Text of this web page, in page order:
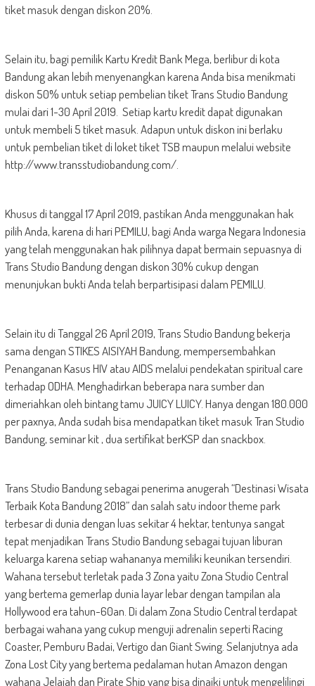
tiket masuk dengan diskon 20%.
Selain itu, bagi pemilik Kartu Kredit Bank Mega, berlibur di kota
Bandung akan lebih menyenangkan karena Anda bisa menikmati
diskon 50% untuk setiap pembelian tiket Trans Studio Bandung
mulai dari 1-30 April 2019. Setiap kartu kredit dapat digunakan
untuk membeli 5 tiket masuk. Adapun untuk diskon ini berlaku
untuk pembelian tiket di loket tiket TSB maupun melalui website
http://www.transstudiobandung.com/.
Khusus di tanggal 17 April 2019, pastikan Anda menggunakan hak
pilih Anda, karena di hari PEMILU, bagi Anda warga Negara Indonesia
yang telah menggunakan hak pilihnya dapat bermain sepuasnya di
Trans Studio Bandung dengan diskon 30% cukup dengan
menunjukan bukti Anda telah berpartisipasi dalam PEMILU.
Selain itu di Tanggal 26 April 2019, Trans Studio Bandung bekerja
sama dengan STIKES AISIYAH Bandung, mempersembahkan
Penanganan Kasus HIV atau AIDS melalui pendekatan spiritual care
terhadap ODHA. Menghadirkan beberapa nara sumber dan
dimeriahkan oleh bintang tamu JUICY LUICY. Hanya dengan 180.000
per paxnya, Anda sudah bisa mendapatkan tiket masuk Tran Studio
Bandung, seminar kit , dua sertifikat berKSP dan snackbox.
Trans Studio Bandung sebagai penerima anugerah “Destinasi Wisata
Terbaik Kota Bandung 2018” dan salah satu indoor theme park
terbesar di dunia dengan luas sekitar 4 hektar, tentunya sangat
tepat menjadikan Trans Studio Bandung sebagai tujuan liburan
keluarga karena setiap wahananya memiliki keunikan tersendiri.
Wahana tersebut terletak pada 3 Zona yaitu Zona Studio Central
yang bertema gemerlap dunia layar lebar dengan tampilan ala
Hollywood era tahun-60an. Di dalam Zona Studio Central terdapat
berbagai wahana yang cukup menguji adrenalin seperti Racing
Coaster, Pemburu Badai, Vertigo dan Giant Swing. Selanjutnya ada
Zona Lost City yang bertema pedalaman hutan Amazon dengan
wahana Jelajah dan Pirate Ship yang bisa dinaiki untuk mengelilingi